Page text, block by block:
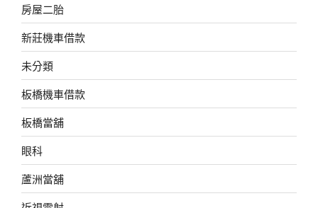
房屋二胎
新莊機車借款
未分類
板橋機車借款
板橋當舖
眼科
蘆洲當舖